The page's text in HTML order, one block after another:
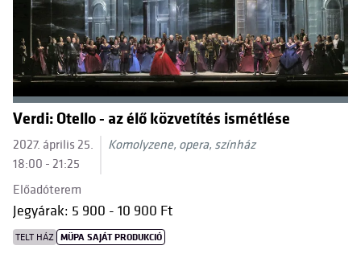
Verdi: Otello - az élő közvetítés ismétlése
2027. április 25.
18:00 - 21:25
Komolyzene, opera, színház
Előadóterem
Jegyárak: 5 900 - 10 900 Ft
TELT HÁZ MÜPA SAJÁT PRODUKCIÓ